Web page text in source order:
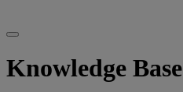
Knowledge Base